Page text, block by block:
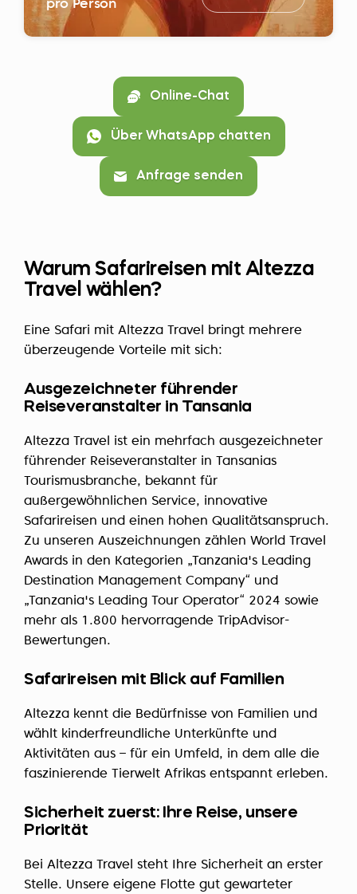
pro Person
Online-Chat
Über WhatsApp chatten
Anfrage senden
Warum Safarireisen mit Altezza
Travel wählen?
Eine Safari mit Altezza Travel bringt mehrere
überzeugende Vorteile mit sich:
Ausgezeichneter führender
Reiseveranstalter in Tansania
Altezza Travel ist ein mehrfach ausgezeichneter
führender Reiseveranstalter in Tansanias
Tourismusbranche, bekannt für
außergewöhnlichen Service, innovative
Safarireisen und einen hohen Qualitätsanspruch.
Zu unseren Auszeichnungen zählen World Travel
Awards in den Kategorien „Tanzania's Leading
Destination Management Company“ und
„Tanzania's Leading Tour Operator“ 2024 sowie
mehr als 1.800 hervorragende TripAdvisor-
Bewertungen.
Safarireisen mit Blick auf Familien
Altezza kennt die Bedürfnisse von Familien und
wählt kinderfreundliche Unterkünfte und
Aktivitäten aus – für ein Umfeld, in dem alle die
faszinierende Tierwelt Afrikas entspannt erleben.
Sicherheit zuerst: Ihre Reise, unsere
Priorität
Bei Altezza Travel steht Ihre Sicherheit an erster
Stelle. Unsere eigene Flotte gut gewarteter